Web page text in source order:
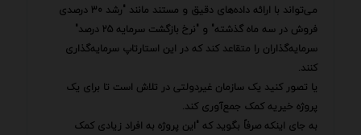
می‌تواند با ارائه داده‌های دقیق و مستند مانند "رشد 30 درصدی
فروش در سه ماه گذشته" و "نرخ بازگشت سرمایه 25 درصد"
سرمایه‌گذاران را متقاعد کند که در این استارتاپ سرمایه‌گذاری
کنند.
یا تصور کنید یک سازمان غیردولتی در تلاش است تا برای یک
پروژه خیریه کمک جمع‌آوری کند.
به جای اینکه صرفاً بگوید که "این پروژه به افراد زیادی کمک